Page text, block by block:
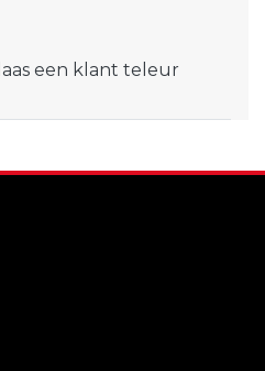
een klant teleur